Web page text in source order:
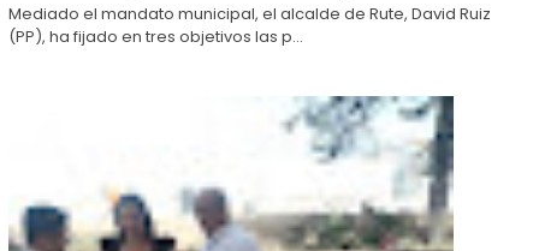
Mediado el mandato municipal, el alcalde de Rute, David Ruiz
(PP), ha fijado en tres objetivos las p...